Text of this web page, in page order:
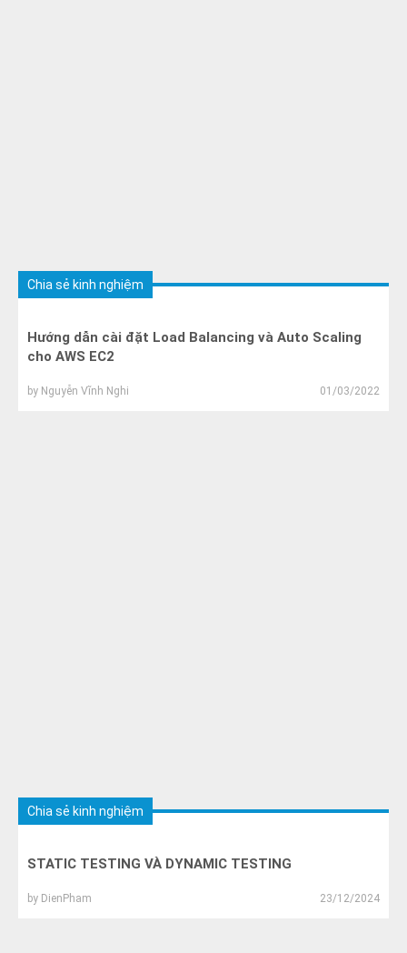
Chia sẻ kinh nghiệm
Hướng dẫn cài đặt Load Balancing và Auto Scaling
cho AWS EC2
by Nguyễn Vĩnh Nghi 01/03/2022
Chia sẻ kinh nghiệm
STATIC TESTING VÀ DYNAMIC TESTING
by DienPham 23/12/2024